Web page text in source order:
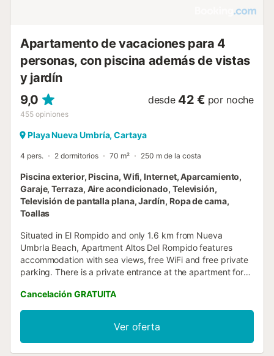
Apartamento de vacaciones para 4
personas, con piscina además de vistas
y jardín
9,0
455 opiniones
desde 42 € por noche
Playa Nueva Umbría, Cartaya
4 pers. 2 dormitorios 70 m² 250 m de la costa
Piscina exterior, Piscina, Wifi, Internet, Aparcamiento,
Garaje, Terraza, Aire acondicionado, Televisión,
Televisión de pantalla plana, Jardín, Ropa de cama,
Toallas
Situated in El Rompido and only 1.6 km from Nueva
UmbrIa Beach, Apartment Altos Del Rompido features
accommodation with sea views, free WiFi and free private
parking. There is a private entrance at the apartment for
Cancelación GRATUITA
Ver oferta